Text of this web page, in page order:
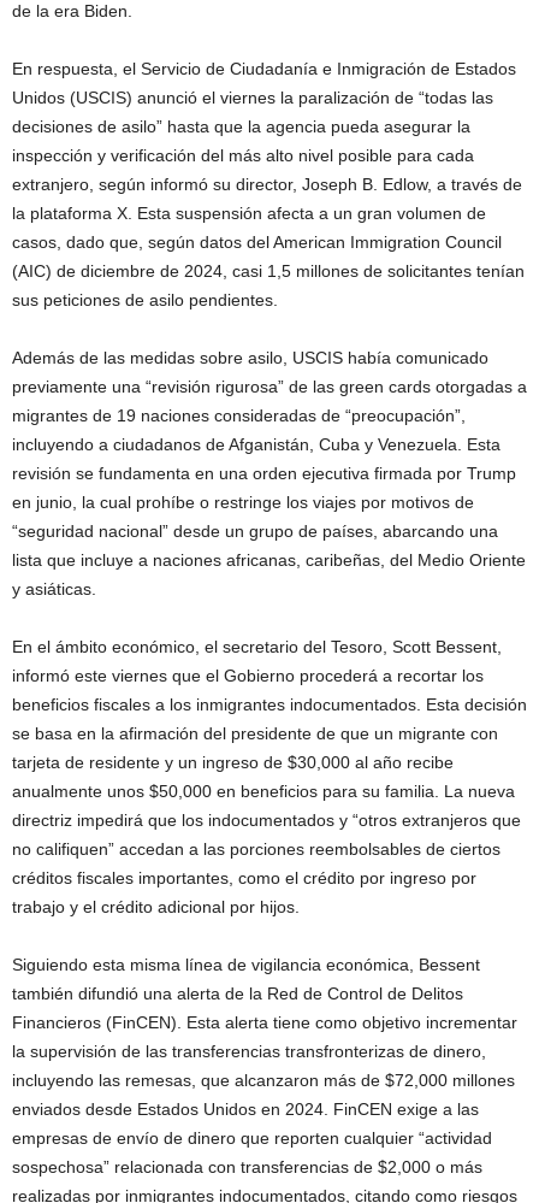
de la era Biden.
En respuesta, el Servicio de Ciudadanía e Inmigración de Estados
Unidos (USCIS) anunció el viernes la paralización de “todas las
decisiones de asilo” hasta que la agencia pueda asegurar la
inspección y verificación del más alto nivel posible para cada
extranjero, según informó su director, Joseph B. Edlow, a través de
la plataforma X. Esta suspensión afecta a un gran volumen de
casos, dado que, según datos del American Immigration Council
(AIC) de diciembre de 2024, casi 1,5 millones de solicitantes tenían
sus peticiones de asilo pendientes.
Además de las medidas sobre asilo, USCIS había comunicado
previamente una “revisión rigurosa” de las green cards otorgadas a
migrantes de 19 naciones consideradas de “preocupación”,
incluyendo a ciudadanos de Afganistán, Cuba y Venezuela. Esta
revisión se fundamenta en una orden ejecutiva firmada por Trump
en junio, la cual prohíbe o restringe los viajes por motivos de
“seguridad nacional” desde un grupo de países, abarcando una
lista que incluye a naciones africanas, caribeñas, del Medio Oriente
y asiáticas.
En el ámbito económico, el secretario del Tesoro, Scott Bessent,
informó este viernes que el Gobierno procederá a recortar los
beneficios fiscales a los inmigrantes indocumentados. Esta decisión
se basa en la afirmación del presidente de que un migrante con
tarjeta de residente y un ingreso de $30,000 al año recibe
anualmente unos $50,000 en beneficios para su familia. La nueva
directriz impedirá que los indocumentados y “otros extranjeros que
no califiquen” accedan a las porciones reembolsables de ciertos
créditos fiscales importantes, como el crédito por ingreso por
trabajo y el crédito adicional por hijos.
Siguiendo esta misma línea de vigilancia económica, Bessent
también difundió una alerta de la Red de Control de Delitos
Financieros (FinCEN). Esta alerta tiene como objetivo incrementar
la supervisión de las transferencias transfronterizas de dinero,
incluyendo las remesas, que alcanzaron más de $72,000 millones
enviados desde Estados Unidos en 2024. FinCEN exige a las
empresas de envío de dinero que reporten cualquier “actividad
sospechosa” relacionada con transferencias de $2,000 o más
realizadas por inmigrantes indocumentados, citando como riesgos